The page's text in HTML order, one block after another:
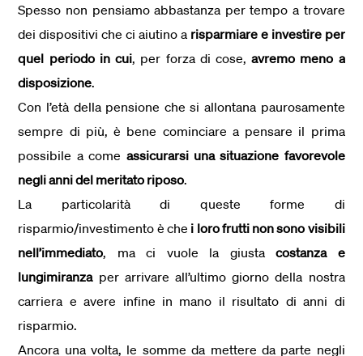
Spesso non pensiamo abbastanza per tempo a trovare
dei dispositivi che ci aiutino a risparmiare e investire per
quel periodo in cui, per forza di cose, avremo meno a
disposizione.
Con l’età della pensione che si allontana paurosamente
sempre di più, è bene cominciare a pensare il prima
possibile a come assicurarsi una situazione favorevole
negli anni del meritato riposo.
La particolarità di queste forme di
risparmio/investimento è che i loro frutti non sono visibili
nell’immediato, ma ci vuole la giustacostanza
e
lungimiranza per arrivare all’ultimo giorno della nostra
carriera e avere infine in mano il risultato di anni di
risparmio.
Ancora una volta, le somme da mettere da parte negli